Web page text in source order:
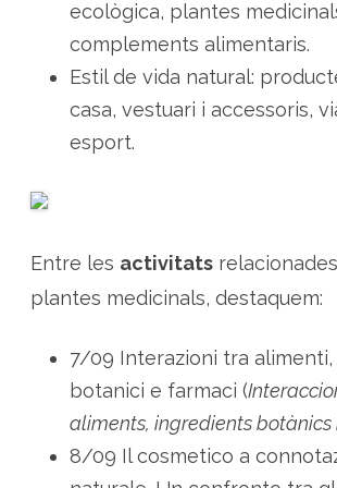
ecològica, plantes
complements alimentaris.
Estil de vida natural:
casa, vestuari i accessoris,
esport.
Entre les activitats
plantes medicinals, destaquem:
7/09 Interazioni tra
botanici e farmaci (
aliments, ingredients botànics
8/09 Il cosmetico a